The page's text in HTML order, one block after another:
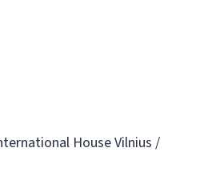
House Vilnius /